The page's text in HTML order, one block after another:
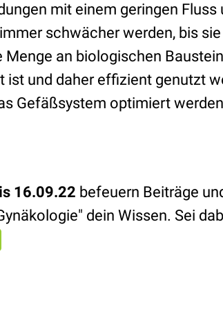
mit einem geringen Fluss
schwächer werden, bis
an biologischen
und daher effizient genutzt
Gefäßsystem optimiert
16.09.22 befeuern Beiträge
dein Wissen. Sei